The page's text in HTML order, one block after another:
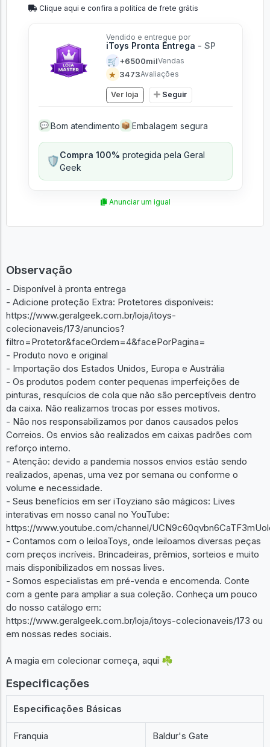
Clique aqui e confira a politíca de frete grátis
Vendido e entregue por
iToys Pronta Entrega - SP
🛒 +6500milVendas
★ 3473Avaliações
Ver loja Seguir
💬 Bom atendimento 📦 Embalagem segura
🛡️Compra 100% protegida pela Geral
Geek
Anunciar um igual
Observação
- Disponível à pronta entrega
- Adicione proteção Extra: Protetores disponíveis:
https://www.geralgeek.com.br/loja/itoys-
colecionaveis/173/anuncios?
filtro=Protetor&faceOrdem=4&facePorPagina=
- Produto novo e original
- Importação dos Estados Unidos, Europa e Austrália
- Os produtos podem conter pequenas imperfeições de
pinturas, resquícios de cola que não são perceptíveis dentro
da caixa. Não realizamos trocas por esses motivos.
- Não nos responsabilizamos por danos causados pelos
Correios. Os envios são realizados em caixas padrões com
reforço interno.
- Atenção: devido a pandemia nossos envios estão sendo
realizados, apenas, uma vez por semana ou conforme o
volume e necessidade.
- Seus benefícios em ser iToyziano são mágicos: Lives
interativas em nosso canal no YouTube:
https://www.youtube.com/channel/
- Contamos com o leiloaToys, onde leiloamos diversas peças
com preços incríveis. Brincadeiras, prêmios, sorteios e muito
mais disponibilizados em nossas lives.
- Somos especialistas em pré-venda e encomenda. Conte
com a gente para ampliar a sua coleção. Conheça um pouco
do nosso catálogo em:
https://www.geralgeek.com.br/loja/itoys-colecionaveis/173 ou
em nossas redes sociais.
A magia em colecionar começa, aqui ☘️
Especificações
Especificações Básicas
Franquia Baldur's Gate